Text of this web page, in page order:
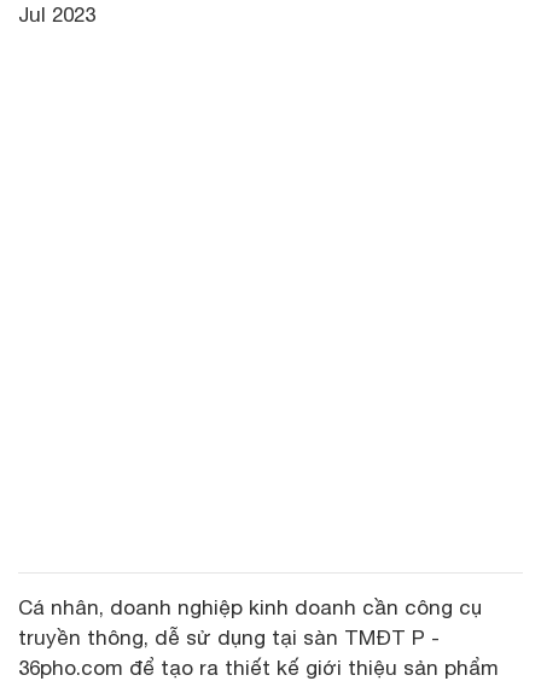
Jul 2023
Cá nhân, doanh nghiệp kinh doanh cần công cụ
truyền thông, dễ sử dụng tại sàn TMĐT P -
36pho.com để tạo ra thiết kế giới thiệu sản phẩm